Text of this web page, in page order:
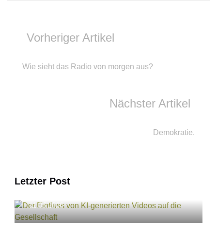
Vorheriger Artikel
Wie sieht das Radio von morgen aus?
Nächster Artikel
Demokratie.
Letzter Post
Der Einfluss von KI-generierten Videos auf
11.05.2026
Finnja hat den Kokosnuss-Autor Ingo